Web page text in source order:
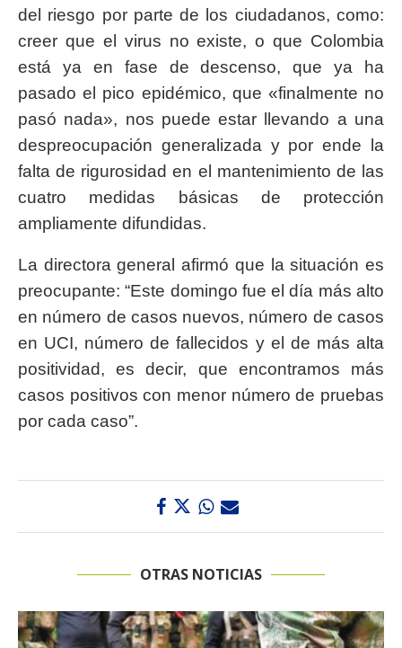
del riesgo por parte de los ciudadanos, como:
creer que el virus no existe, o que Colombia
está ya en fase de descenso, que ya ha
pasado el pico epidémico, que «finalmente no
pasó nada», nos puede estar llevando a una
despreocupación generalizada y por ende la
falta de rigurosidad en el mantenimiento de las
cuatro medidas básicas de protección
ampliamente difundidas.
La directora general afirmó que la situación es
preocupante: “Este domingo fue el día más alto
en número de casos nuevos, número de casos
en UCI, número de fallecidos y el de más alta
positividad, es decir, que encontramos más
casos positivos con menor número de pruebas
por cada caso”.
OTRAS NOTICIAS